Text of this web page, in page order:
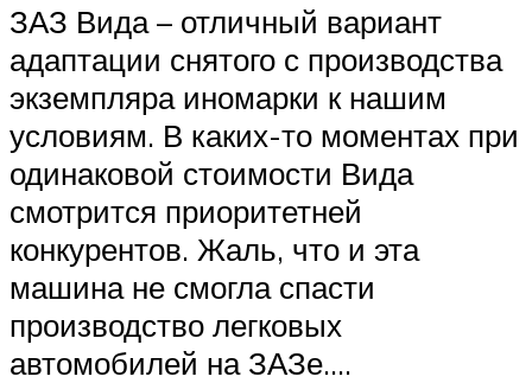
ЗАЗ Вида – отличный вариант
адаптации снятого с производства
экземпляра иномарки к нашим
условиям. В каких-то моментах при
одинаковой стоимости Вида
смотрится приоритетней
конкурентов. Жаль, что и эта
машина не смогла спасти
производство легковых
автомобилей на ЗАЗе….